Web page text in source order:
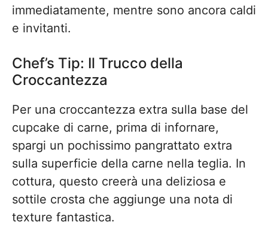
immediatamente, mentre sono ancora caldi
e invitanti.
Chef’s Tip: Il Trucco della
Croccantezza
Per una croccantezza extra sulla base del
cupcake di carne, prima di infornare,
spargi un pochissimo pangrattato extra
sulla superficie della carne nella teglia. In
cottura, questo creerà una deliziosa e
sottile crosta che aggiunge una nota di
texture fantastica.